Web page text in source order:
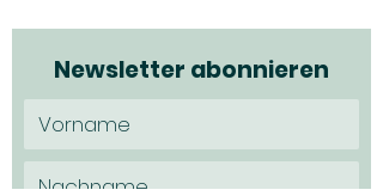
Newsletter abonnieren